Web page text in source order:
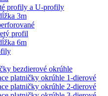
profily a U-profily
3m
profil
6m
bezdierové okrúhle
platničky okrúhle 1-dierové
platničky okrúhle 2-dierové